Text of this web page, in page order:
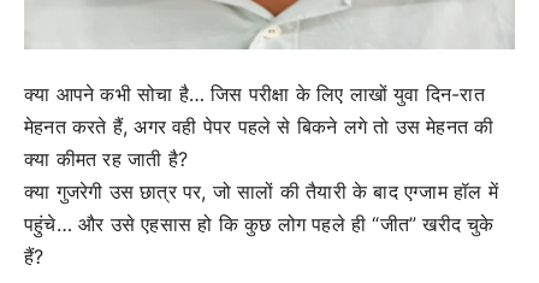
क्या आपने कभी सोचा है… जिस परीक्षा के लिए लाखों युवा दिन-रात
मेहनत करते हैं, अगर वही पेपर पहले से बिकने लगे तो उस मेहनत की
क्या कीमत रह जाती है?
क्या गुजरेगी उस छात्र पर, जो सालों की तैयारी के बाद एग्जाम हॉल में
पहुंचे… और उसे एहसास हो कि कुछ लोग पहले ही “जीत” खरीद चुके
हैं?